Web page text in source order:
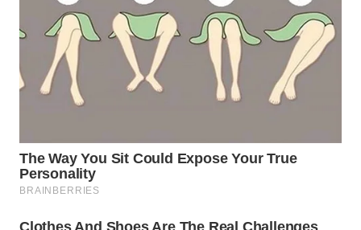
WN
BINTAN
WN
MANDALIKA
LIKUPANG
WN